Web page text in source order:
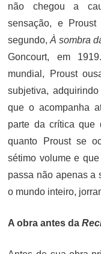
não chegou a
sensação, e
segundo,À sombra
Goncourt, em
mundial, Proust
subjetiva,
que o acompanha
parte da crítica que
quanto Proust se
sétimo volume e
passa não apenas a
o mundo inteiro,
A obra antes da